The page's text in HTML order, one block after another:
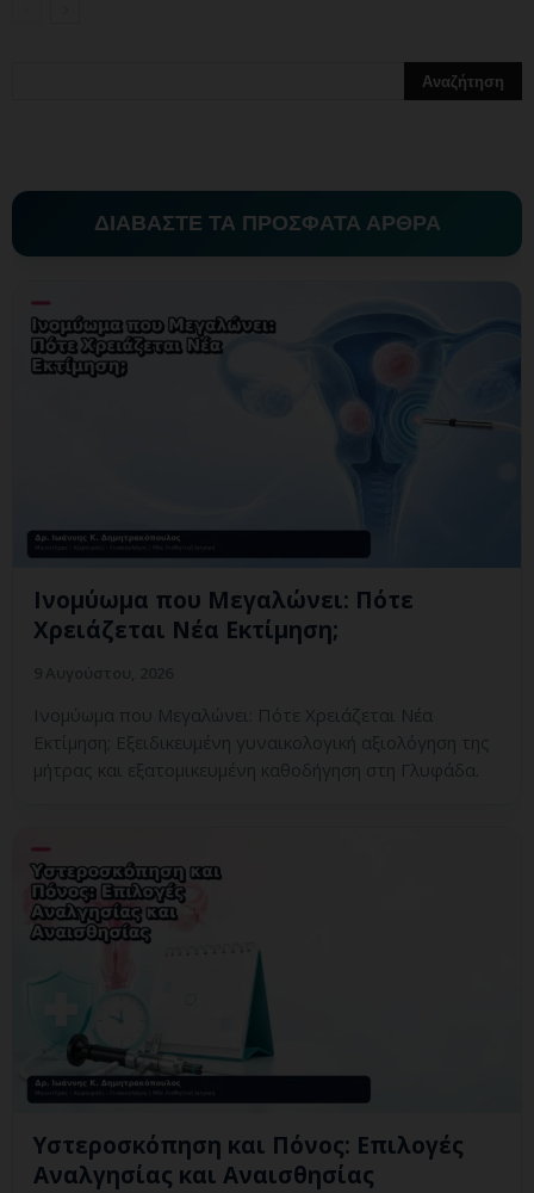
ΔΙΑΒΑΣΤΕ ΤΑ ΠΡΟΣΦΑΤΑ ΑΡΘΡΑ
Ινομύωμα που Μεγαλώνει: Πότε
Χρειάζεται Νέα Εκτίμηση;
Ινομύωμα που Μεγαλώνει: Πότε Χρειάζεται Νέα
Εκτίμηση; Εξειδικευμένη γυναικολογική αξιολόγηση της
μήτρας και εξατομικευμένη καθοδήγηση στη Γλυφάδα.
Υστεροσκόπηση και Πόνος: Επιλογές
Αναλγησίας και Αναισθησίας